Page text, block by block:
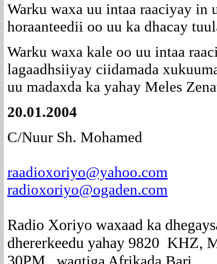
Warku waxa uu intaa raaciyay in
horaanteedii oo uu ka dhacay
Warku waxa kale oo uu intaa
lagaadhsiiyay ciidamada
uu madaxda ka yahay Meles
20.01.2004
C/Nuur Sh. Mohamed
raadioxoriyo@yahoo.com
radioxoriyo@ogaden.com
Radio Xoriyo waxaad ka
dhererkeedu yahay 9820 KHZ,